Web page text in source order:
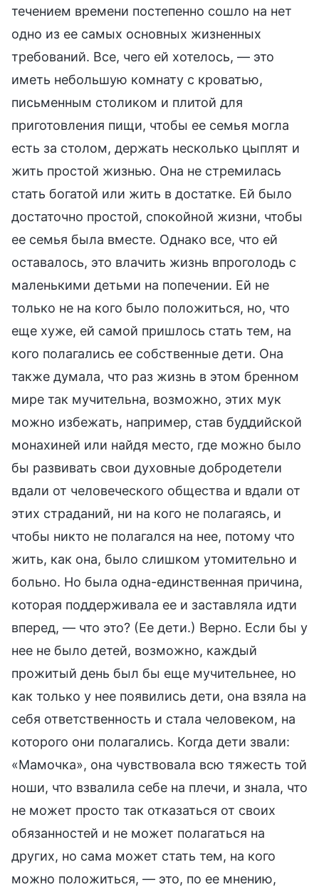
течением времени постепенно сошло на нет
одно из ее самых основных жизненных
требований. Все, чего ей хотелось, — это
иметь небольшую комнату с кроватью,
письменным столиком и плитой для
приготовления пищи, чтобы ее семья могла
есть за столом, держать несколько цыплят и
жить простой жизнью. Она не стремилась
стать богатой или жить в достатке. Ей было
достаточно простой, спокойной жизни, чтобы
ее семья была вместе. Однако все, что ей
оставалось, это влачить жизнь впроголодь с
маленькими детьми на попечении. Ей не
только не на кого было положиться, но, что
еще хуже, ей самой пришлось стать тем, на
кого полагались ее собственные дети. Она
также думала, что раз жизнь в этом бренном
мире так мучительна, возможно, этих мук
можно избежать, например, став буддийской
монахиней или найдя место, где можно было
бы развивать свои духовные добродетели
вдали от человеческого общества и вдали от
этих страданий, ни на кого не полагаясь, и
чтобы никто не полагался на нее, потому что
жить, как она, было слишком утомительно и
больно. Но была одна-единственная причина,
которая поддерживала ее и заставляла идти
вперед, — что это? (Ее дети.) Верно. Если бы у
нее не было детей, возможно, каждый
прожитый день был бы еще мучительнее, но
как только у нее появились дети, она взяла на
себя ответственность и стала человеком, на
которого они полагались. Когда дети звали:
«Мамочка», она чувствовала всю тяжесть той
ноши, что взвалила себе на плечи, и знала, что
не может просто так отказаться от своих
обязанностей и не может полагаться на
других, но сама может стать тем, на кого
можно положиться, — это, по ее мнению,